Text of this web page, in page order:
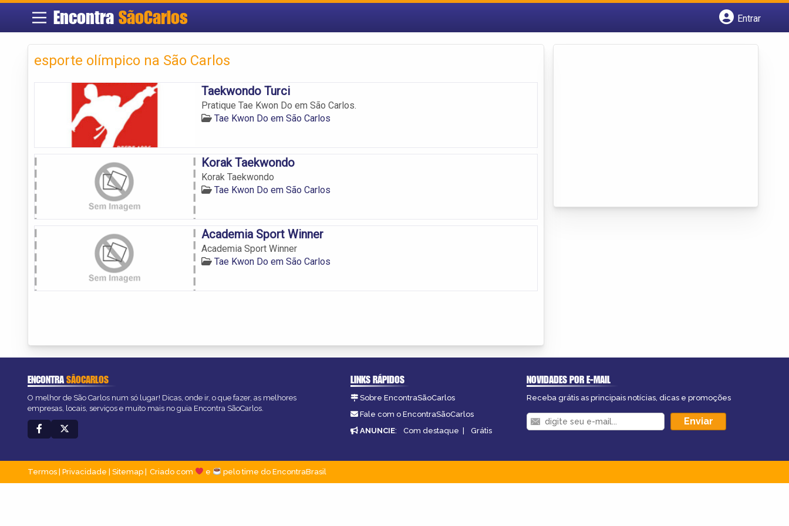
Encontra SãoCarlos
Entrar
esporte olímpico na São Carlos
Taekwondo Turci
Pratique Tae Kwon Do em São Carlos.
Tae Kwon Do em São Carlos
Korak Taekwondo
Korak Taekwondo
Tae Kwon Do em São Carlos
Academia Sport Winner
Academia Sport Winner
Tae Kwon Do em São Carlos
ENCONTRASÃOCARLOS
O melhor de São Carlos num só lugar! Dicas, onde ir, o que fazer, as melhores
empresas, locais, serviços e muito mais no guia Encontra SãoCarlos.
LINKS RÁPIDOS
Sobre EncontraSãoCarlos
Fale com o EncontraSãoCarlos
ANUNCIE: Com destaque | Grátis
NOVIDADES POR E-MAIL
Receba grátis as principais notícias, dicas e promoções
Termos Privacidade Sitemap Criado com e pelo time do EncontraBrasil